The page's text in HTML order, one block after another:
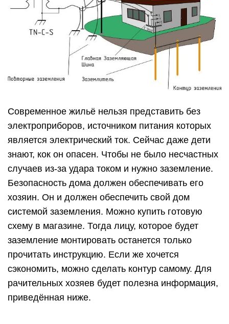
Современное жильё нельзя представить без
электроприборов, источником питания которых
является электрический ток. Сейчас даже дети
знают, кок он опасен. Чтобы не было несчастных
случаев из-за удара током и нужно заземление.
Безопасность дома должен обеспечивать его
хозяин. Он и должен обеспечить свой дом
системой заземления. Можно купить готовую
схему в магазине. Тогда лицу, которое будет
заземление монтировать останется только
прочитать инструкцию. Если же хочется
сэкономить, можно сделать контур самому. Для
рачительных хозяев будет полезна информация,
приведённая ниже.